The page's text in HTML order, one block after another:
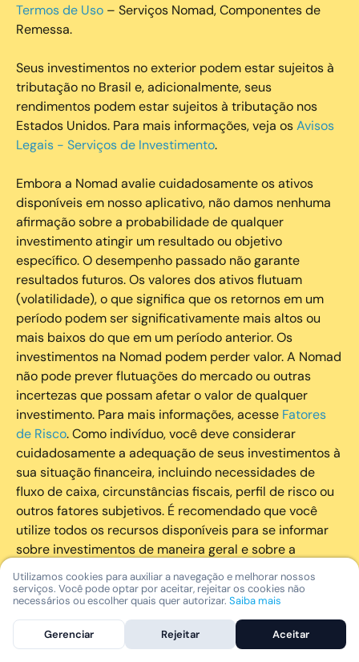
Termos de Uso – Serviços Nomad, Componentes de
Remessa.
Seus investimentos no exterior podem estar sujeitos à
tributação no Brasil e, adicionalmente, seus
rendimentos podem estar sujeitos à tributação nos
Estados Unidos. Para mais informações, veja osAvisos
Legais - Serviços de Investimento.
Embora a Nomad avalie cuidadosamente os ativos
disponíveis em nosso aplicativo, não damos nenhuma
afirmação sobre a probabilidade de qualquer
investimento atingir um resultado ou objetivo
específico. O desempenho passado não garante
resultados futuros. Os valores dos ativos flutuam
(volatilidade), o que significa que os retornos em um
período podem ser significativamente mais altos ou
mais baixos do que em um período anterior. Os
investimentos na Nomad podem perder valor. A Nomad
não pode prever flutuações do mercado ou outras
incertezas que possam afetar o valor de qualquer
investimento. Para mais informações, acesse Fatores
de Risco. Como indivíduo, você deve considerar
cuidadosamente a adequação de seus investimentos à
sua situação financeira, incluindo necessidades de
fluxo de caixa, circunstâncias fiscais, perfil de risco ou
outros fatores subjetivos. É recomendado que você
utilize todos os recursos disponíveis para se informar
sobre investimentos de maneira geral e sobre a
composição geral de seu portfólio. Questões fiscais ou
legais relativas aos investimentos realizados através da
Nomad devem ser obtidas pelos próprios clientes. A
Nomad e suas afiliadas não fornecem nenhum tipo de
aconselhamento legal ou fiscal.
Utilizamos cookies para auxiliar a navegação e melhorar nossos
serviços. Você pode optar por aceitar, rejeitar os cookies não
necessários ou escolher quais quer autorizar. Saiba mais
Gerenciar Rejeitar Aceitar